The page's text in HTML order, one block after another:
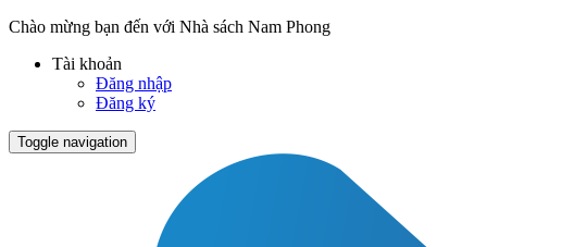
Chào mừng bạn đến với Nhà sách Nam Phong
Tài khoản
Đăng nhập
Đăng ký
Toggle navigation